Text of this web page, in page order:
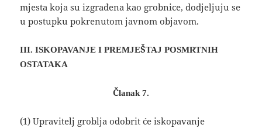
mjesta koja su izgrađena kao grobnice, dodjeljuju se
u postupku pokrenutom javnom objavom.
III. ISKOPAVANJE I PREMJEŠTAJ POSMRTNIH
OSTATAKA
Članak 7.
(1) Upravitelj groblja odobrit će iskopavanje